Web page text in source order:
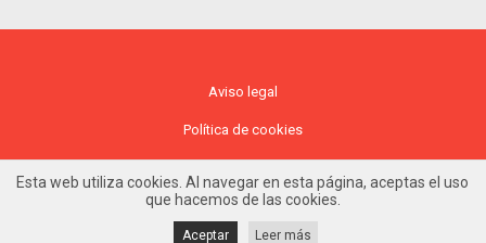
Aviso legal
Política de cookies
Esta web utiliza cookies. Al navegar en esta página, aceptas el uso
que hacemos de las cookies.
Aceptar Leer más